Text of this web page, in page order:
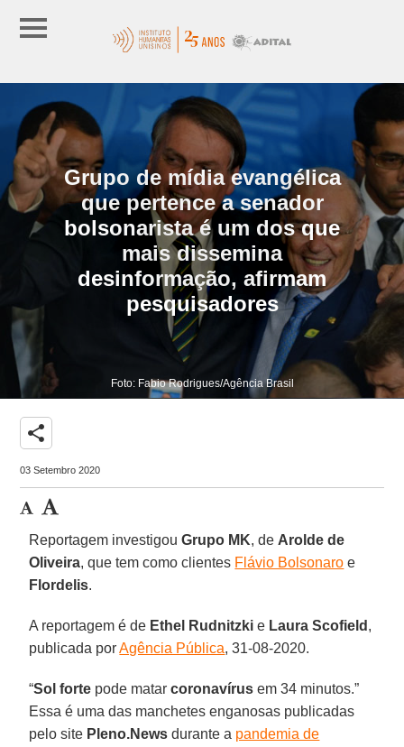
Grupo de mídia evangélica
que pertence a senador
bolsonarista é um dos que
mais dissemina
desinformação, afirmam
pesquisadores
Foto: Fabio Rodrigues/Agência Brasil
share
03 Setembro 2020
Reportagem investigou Grupo MK, de Arolde de
Oliveira, que tem como clientes Flávio Bolsonaro e
Flordelis.
A reportagem é de Ethel Rudnitzki e Laura Scofield ,
publicada porAgência Pública, 31-08-2020.
“Sol forte pode matarcoronavírus em 34 minutos.”
Essa é uma das manchetes enganosas publicadas
pelo site Pleno.News durante a pandemia de